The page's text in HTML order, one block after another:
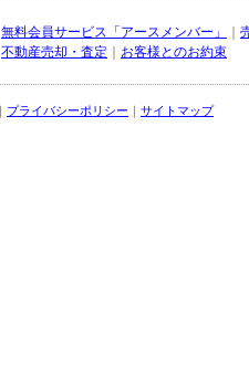
無料会員サービス「アースメンバー」
不動産売却・査定 お客様とのお約束
プライバシーポリシー サイトマップ